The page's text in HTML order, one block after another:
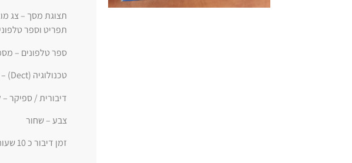
תצוגת מסך – צג מואר
תפריט וספר
ספר טלפונים –
טכנולוגיה (Dect) – כן
דיבורית / ספיקר
צבע – שחור
זמן דיבור כ 10 שעות בטעינה מלאה .